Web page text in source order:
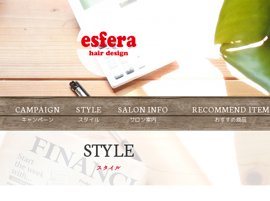
CAMPAIGN
キャンペーン
STYLE
スタイル
SALON INFO
サロン案内
RECOMMEND ITEM
おすすめ商品
STYLE
スタイル